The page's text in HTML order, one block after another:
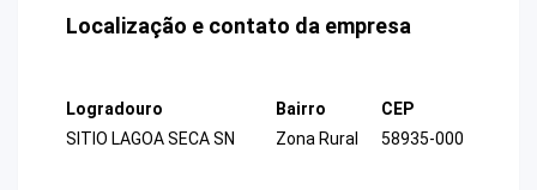
Localização e contato da empresa
Logradouro
SITIO LAGOA SECA SN
Bairro
Zona Rural
CEP
58935-000